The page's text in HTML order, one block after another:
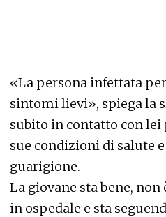
«La persona infettata
sintomi lievi», spiega la
subito in contatto con lei
sue condizioni di salute
guarigione.
La giovane sta bene,
in ospedale e sta